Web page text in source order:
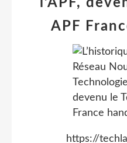
l’APF,
APF
https://